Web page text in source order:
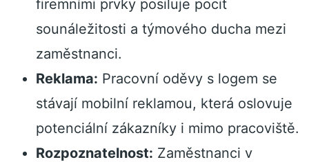
firemními prvky posiluje pocit
sounáležitosti a týmového ducha mezi
zaměstnanci.
Reklama: Pracovní oděvy s logem se
stávají mobilní reklamou, která oslovuje
potenciální zákazníky i mimo pracoviště.
Rozpoznatelnost: Zaměstnanci v